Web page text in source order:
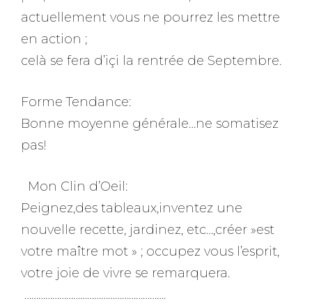
actuellement vous ne pourrez les mettre
en action ;
celà se fera d’içi la rentrée de Septembre.
Forme Tendance:
Bonne moyenne générale…ne somatisez
pas!
Mon Clin d’Oeil:
Peignez,des tableaux,inventez une
nouvelle recette, jardinez, etc…,créer »est
votre maître mot » ; occupez vous l’esprit,
votre joie de vivre se remarquera.
…………………………………………………….